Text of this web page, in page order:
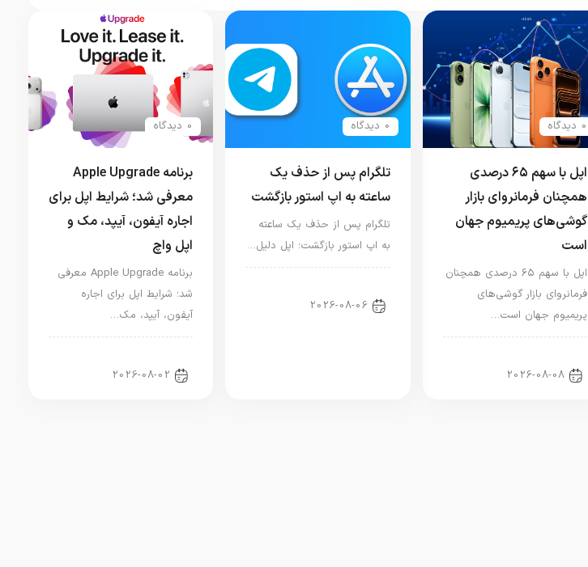
0 دیدگاه
اپل با سهم ۶۵ درصدی
همچنان فرمانروای بازار
گوشی‌های پریمیوم جهان
است
اپل با سهم ۶۵ درصدی همچنان
فرمانروای بازار گوشی‌های
پریمیوم جهان است…
2026-08-08
0 دیدگاه
تلگرام پس از حذف یک
ساعته به اپ استور بازگشت
تلگرام پس از حذف یک ساعته
به اپ استور بازگشت؛ اپل دلیل…
2026-08-06
0 دیدگاه
برنامه Apple Upgrade
معرفی شد؛ شرایط اپل برای
اجاره آیفون، آیپد، مک و
اپل واچ
برنامه Apple Upgrade معرفی
شد؛ شرایط اپل برای اجاره
آیفون، آیپد، مک…
2026-08-02